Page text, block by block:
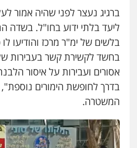
עו"ד אלון קריטי
פלילי כלכלי אלימות
0525544654
עו"ד דפנה לביא
משפחה גישור
עו"ד זוהר ארבל
פלילי פשיעה חמורה
קטינים
ברגיג נעצר לפני שהיה אמור
ליעד בלתי ידוע בחו"ל. בשדה
בלשים של ימ"ר מרכז והודיעו לו
בחשד לקשירת קשר בעבירות של
אסורים ועבירות על איסור
בדרך לחופשת הימורים נוספת",
המשטרה.